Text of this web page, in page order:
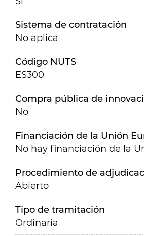
Sistema de contratación
No aplica
Código NUTS
ES300
Compra pública de
No
Financiación de la Unión
No hay financiación de la
Procedimiento de
Abierto
Tipo de tramitación
Ordinaria